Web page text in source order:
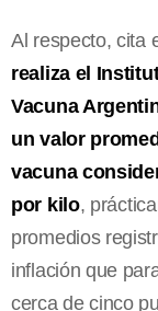
Al respecto, cita
realiza el
Vacuna
un valor
vacuna
por kilo,
promedios
inflación que
cerca de cinco